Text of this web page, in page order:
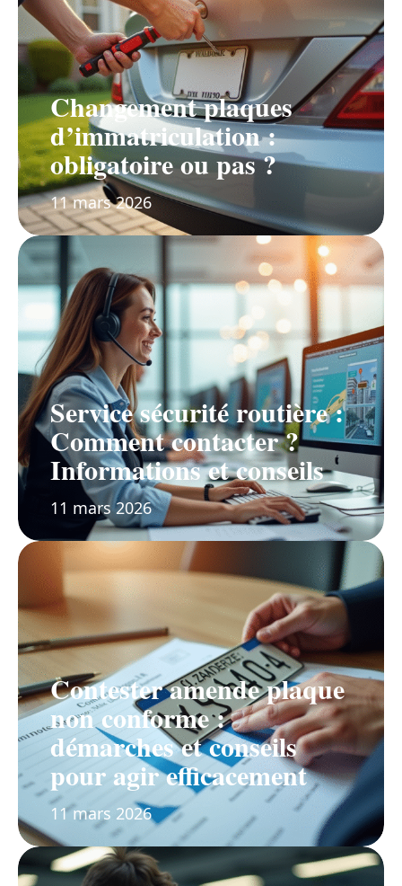
Changement plaques
d’immatriculation :
obligatoire ou pas ?
11 mars 2026
Service sécurité routière :
Comment contacter ?
Informations et conseils
11 mars 2026
Contester amende plaque
non conforme :
démarches et conseils
pour agir efficacement
11 mars 2026